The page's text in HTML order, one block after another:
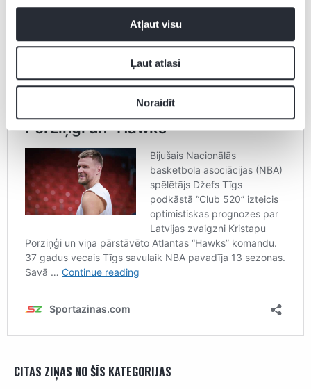
Atļaut visu
Ļaut atlasi
Noraidīt
CITAS ZIŅAS NO ŠĪS KATEGORIJAS